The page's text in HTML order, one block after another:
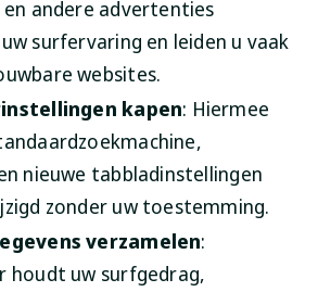
en andere advertenties
surfervaring en leiden u vaak
websites.
kapen: Hiermee
nieuwe tabbladinstellingen
zonder uw toestemming.
verzamelen:
houdt uw surfgedrag,